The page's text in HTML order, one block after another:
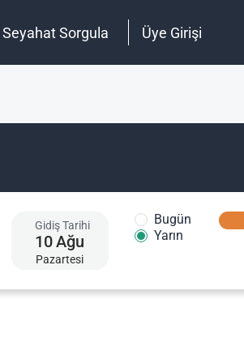
Seyahat Sorgula Üye Girişi
Gidiş Tarihi
10Ağu
Pazartesi
Bugün
Yarın